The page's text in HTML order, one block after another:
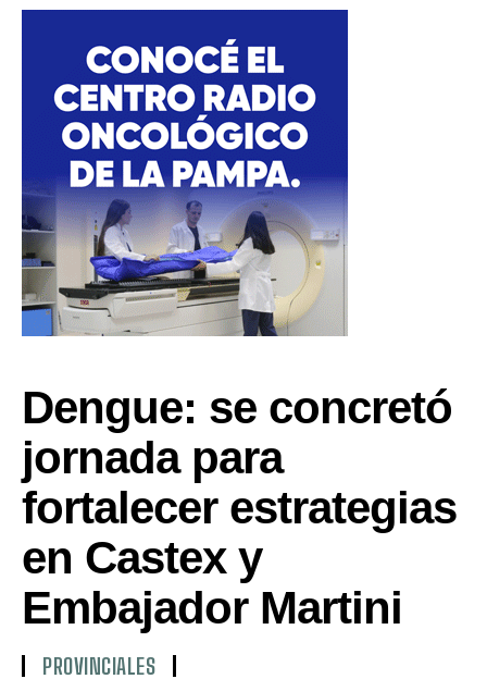
Dengue: se concretó
jornada para
fortalecer estrategias
en Castex y
Embajador Martini
PROVINCIALES